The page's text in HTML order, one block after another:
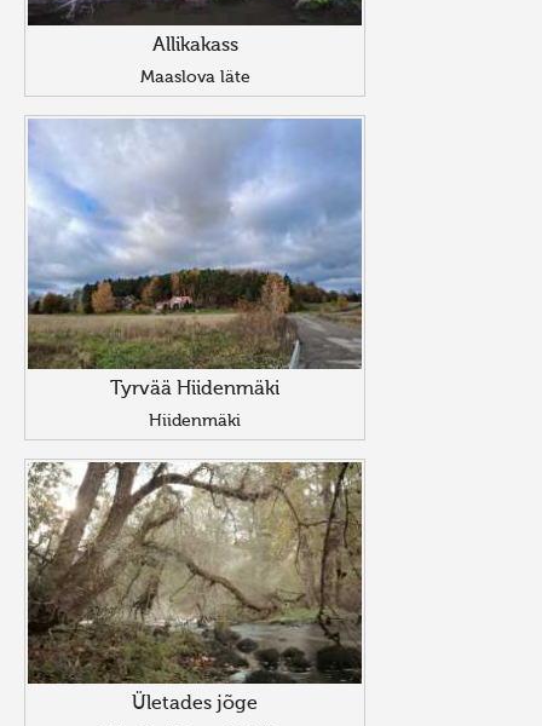
Allikakass
Maaslova läte
Tyrvää Hiidenmäki
Hiidenmäki
Ületades jõge